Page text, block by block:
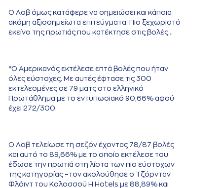
Ο Λοβ όμως κατάφερε να σημειώσει και κάποια
ακόμη αξιοσημείωτα επιτεύγματα. Πιο ξεχωριστό
εκείνο της πρωτιάς που κατέκτησε στις βολές…
*Ο Αμερικανός εκτέλεσε επτά βολές που ήταν
όλες εύστοχες. Με αυτές έφτασε τις 300
εκτελεσμένες σε 79 ματς στο ελληνικό
Πρωτάθλημα με το εντυπωσιακό 90,66% αφού
έχει 272/300.
Ο Λοβ τελείωσε τη σεζόν έχοντας 78/87 βολές
και αυτό το 89,66% με το οποίο εκτέλεσε του
έδωσε την πρωτιά στη λίστα των πιο εύστοχων
της κατηγορίας –τον ακολούθησε ο Τζόρνταν
Φλόιντ του Κολοσσού H Hotels με 88,89% και